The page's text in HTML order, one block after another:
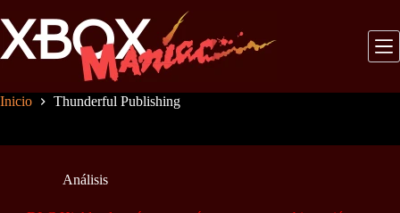
al
contenido
Inicio Thunderful Publishing
Análisis